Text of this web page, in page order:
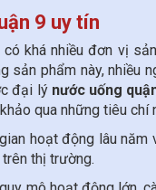
9 uy tín
khá nhiều đơn vị
sản phẩm này, nhiều
đại lý nước uống
qua những tiêu chí
hoạt động lâu
thị trường.